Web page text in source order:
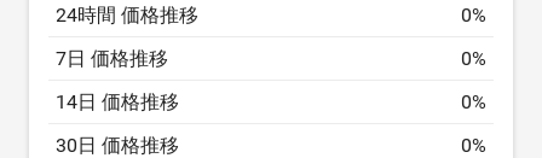
24時間 価格推移
0%
7日 価格推移
0%
14日 価格推移
0%
30日 価格推移
0%